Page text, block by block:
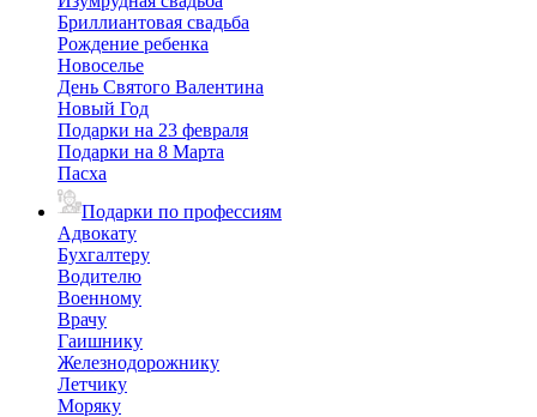
Бриллиантовая свадьба
Рождение ребенка
Новоселье
День Святого Валентина
Новый Год
Подарки на 23 февраля
Подарки на 8 Марта
Пасха
Подарки по профессиям
Адвокату
Бухгалтеру
Водителю
Военному
Врачу
Гаишнику
Железнодорожнику
Летчику
Моряку